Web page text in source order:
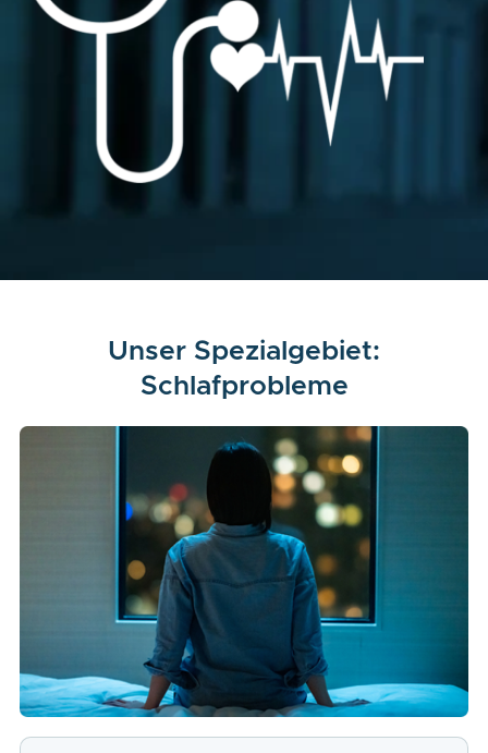
Unser Spezialgebiet:
Schlafprobleme